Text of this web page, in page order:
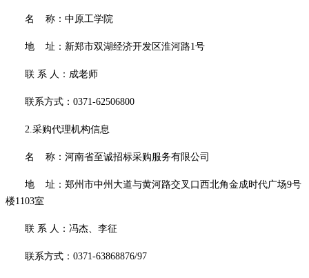
名 称： 中原工学院
地 址： 新郑市双湖经济开发区淮河路1号
联 系 人：成老师
联系方式： 0371-62506800
2.采购代理机构信息
名 称：河南省至诚招标采购服务有限公司
地 址：郑州市中州大道与黄河路交叉口西北角金成时代广场9号
楼1103室
联 系 人：冯杰、李征
联系方式： 0371-63868876/97